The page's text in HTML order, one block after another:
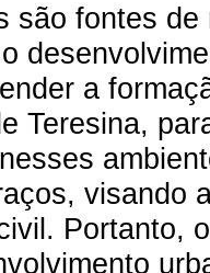
são fontes
a
Teresina,
visando
Portanto,